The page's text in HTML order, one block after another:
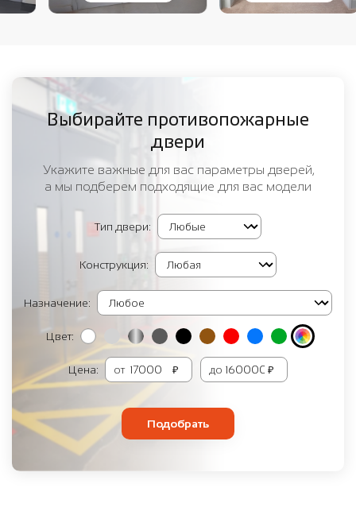
Выбирайте противопожарные
двери
Укажите важные для вас параметры дверей,
а мы подберем подходящие для вас модели
Тип двери:
Конструкция:
Назначение:
Цвет:
Цена: от ₽ до ₽
Подобрать